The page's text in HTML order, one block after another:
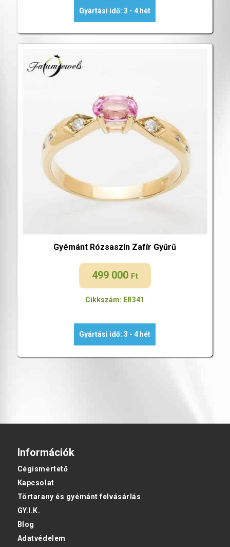
Gyártási idő: 3 - 4 hét
Gyémánt Rózsaszín Zafír Gyűrű
499 000 Ft
Cikkszám: ER341
Gyártási idő: 3 - 4 hét
Információk
Cégismertető
Kapcsolat
Törtarany és gyémánt felvásárlás
GY.I.K.
Blog
Adatvédelem